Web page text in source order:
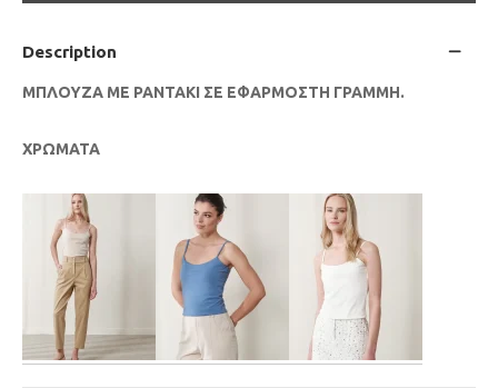
Description
ΜΠΛΟΥΖΑ ΜΕ ΡΑΝΤΑΚΙ ΣΕ ΕΦΑΡΜΟΣΤΗ ΓΡΑΜΜΗ.
ΧΡΩΜΑΤΑ